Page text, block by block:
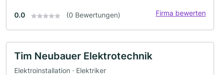
0.0 (0 Bewertungen) Firma bewerten
Tim Neubauer Elektrotechnik
Elektroinstallation · Elektriker